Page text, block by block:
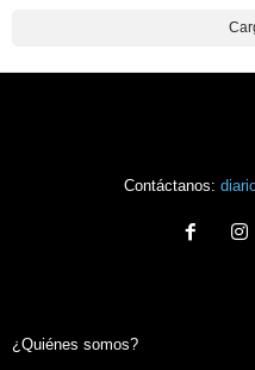
Contáctanos:
¿Quiénes somos?